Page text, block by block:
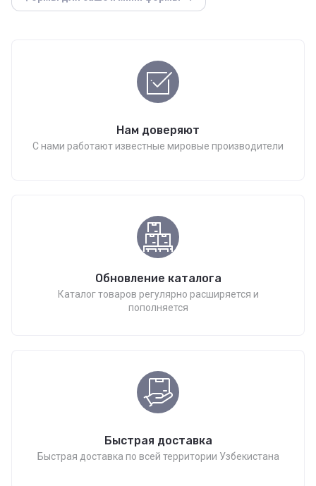
Нам доверяют
С нами работают известные мировые производители
Обновление каталога
Каталог товаров регулярно расширяется и
пополняется
Быстрая доставка
Быстрая доставка по всей территории Узбекистана